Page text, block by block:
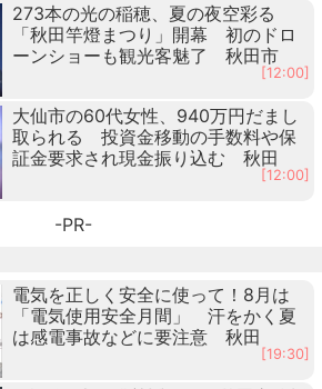
273本の光の稲穂、夏の夜空彩る
「秋田竿燈まつり」開幕 初のドロ
ーンショーも観光客魅了 秋田市
[12:00]
大仙市の60代女性、940万円だまし
取られる 投資金移動の手数料や保
証金要求され現金振り込む 秋田
[12:00]
-PR-
電気を正しく安全に使って！8月は
「電気使用安全月間」 汗をかく夏
は感電事故などに要注意 秋田
[19:30]